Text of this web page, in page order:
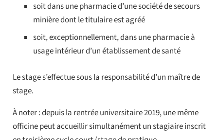
soit dans une pharmacie d’une société de secours
minière dont le titulaire est agréé
soit, exceptionnellement, dans une pharmacie à
usage intérieur d’un établissement de santé
Le stage s’effectue sous la responsabilité d’un maître de
stage.
À noter : depuis la rentrée universitaire 2019, une même
officine peut accueillir simultanément un stagiaire inscrit